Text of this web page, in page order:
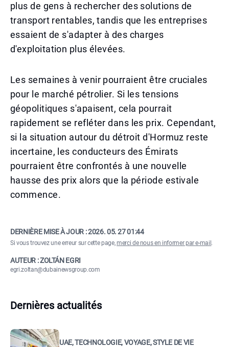
plus de gens à rechercher des solutions de
transport rentables, tandis que les entreprises
essaient de s'adapter à des charges
d'exploitation plus élevées.
Les semaines à venir pourraient être cruciales
pour le marché pétrolier. Si les tensions
géopolitiques s'apaisent, cela pourrait
rapidement se refléter dans les prix. Cependant,
si la situation autour du détroit d'Hormuz reste
incertaine, les conducteurs des Émirats
pourraient être confrontés à une nouvelle
hausse des prix alors que la période estivale
commence.
DERNIÈRE MISE À JOUR :2026. 05. 27 01:44
Si vous trouvez une erreur sur cette page,merci de nous en informer par e-mail .
AUTEUR : ZOLTÁN EGRI
egri.zoltan@dubainewsgroup.com
Dernières actualités
UAE, TECHNOLOGIE, VOYAGE, STYLE DE VIE